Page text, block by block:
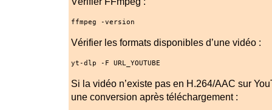
ffmpeg -version
Vérifier les formats disponibles d’une vidéo :
yt-dlp -F URL_YOUTUBE
Si la vidéo n’existe pas en H.264/AAC sur
une conversion après téléchargement :